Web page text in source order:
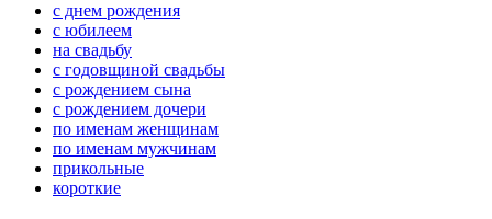
с днем рождения
с юбилеем
на свадьбу
с годовщиной свадьбы
с рождением сына
с рождением дочери
по именам женщинам
по именам мужчинам
прикольные
короткие